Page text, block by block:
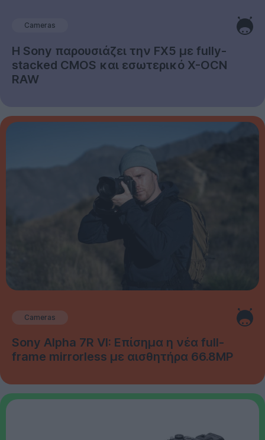
Cameras
Η Sony παρουσιάζει την FX5 με fully-
stacked CMOS και εσωτερικό X-OCN
RAW
Cameras
Sony Alpha 7R VI: Επίσημα η νέα full-
frame mirrorless με αισθητήρα 66.8MP